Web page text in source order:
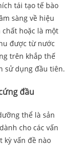
tái tạo tế bào
sàng về hiệu
hoặc là một
được từ nước
trên khắp thế
sử dụng đầu tiên.
đầu
thể là sản
cho các vấn
kỳ vấn đề nào